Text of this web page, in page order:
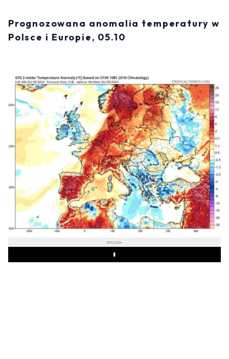
Prognozowana anomalia temperatury w
Polsce i Europie, 05.10
REKLAMA
Play